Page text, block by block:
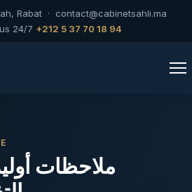
Rabat · contact@cabinetsahli.ma
24/7 +212 5 37 70 18 94
ملاحظات